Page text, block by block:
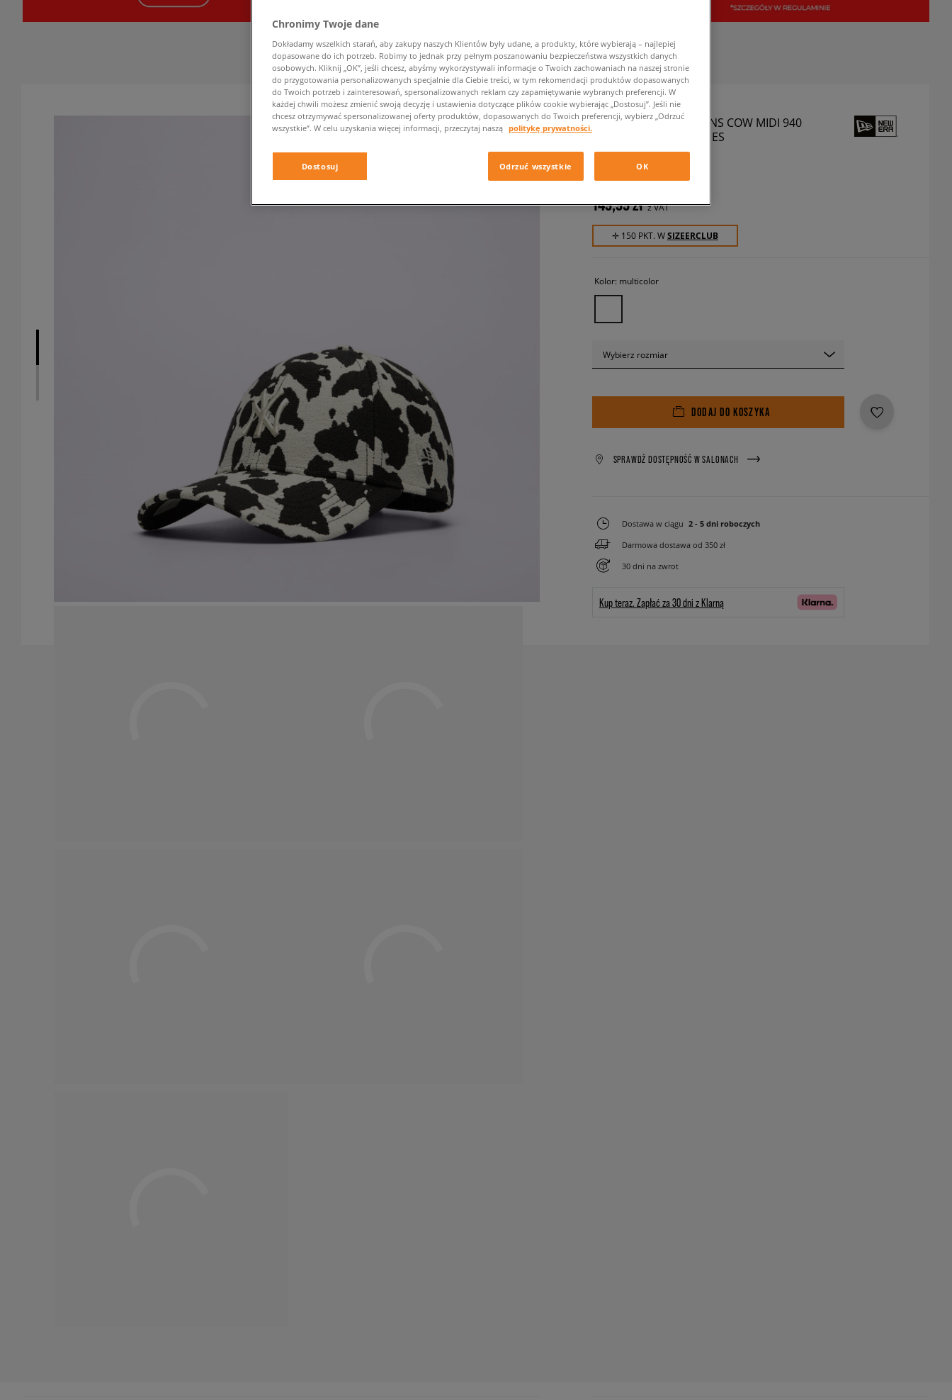
NEW ERA CZAPKA WMNS COW MIDI 940
NYY NEW YORK YANKEES
149,99 zł z VAT
✛ 150 PKT. WSIZEERCLUB
Kolor: multicolor
Wybierz rozmiar
DODAJ DO KOSZYKA
SPRAWDŹ DOSTĘPNOŚĆ W SALONACH
Dostawa w ciągu 2 - 5 dni roboczych
Darmowa dostawa od 350 zł
30 dni na zwrot
Kup teraz. Zapłać za 30 dni z Klarną
Chronimy Twoje dane
Dokładamy wszelkich starań, aby zakupy naszych Klientów były udane, a produkty, które wybierają – najlepiej
dopasowane do ich potrzeb. Robimy to jednak przy pełnym poszanowaniu bezpieczeństwa wszystkich danych
osobowych. Kliknij „OK”, jeśli chcesz, abyśmy wykorzystywali informacje o Twoich zachowaniach na naszej stronie
do przygotowania personalizowanych specjalnie dla Ciebie treści, w tym rekomendacji produktów dopasowanych
do Twoich potrzeb i zainteresowań, spersonalizowanych reklam czy zapamiętywanie wybranych preferencji. W
każdej chwili możesz zmienić swoją decyzję i ustawienia dotyczące plików cookie wybierając „Dostosuj”. Jeśli nie
chcesz otrzymywać spersonalizowanej oferty produktów, dopasowanych do Twoich preferencji, wybierz „Odrzuć
wszystkie”. W celu uzyskania więcej informacji, przeczytaj naszą politykę prywatności.
Dostosuj Odrzuć wszystkie OK